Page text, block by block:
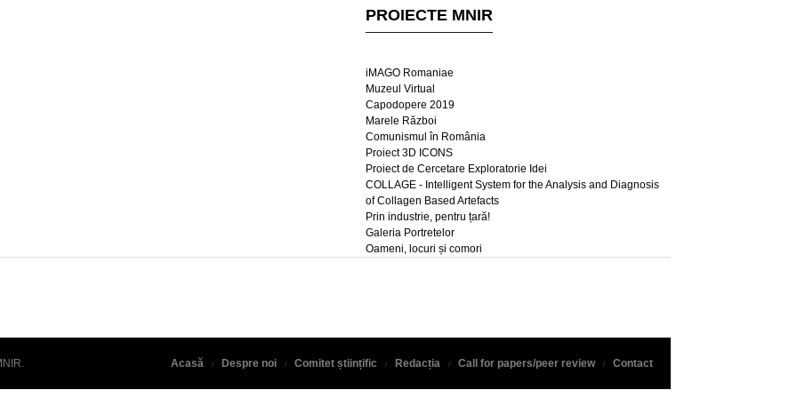
PROIECTE MNIR
iMAGO Romaniae
Muzeul Virtual
Capodopere 2019
Marele Război
Comunismul în România
Proiect 3D ICONS
Proiect de Cercetare Exploratorie Idei
COLLAGE - Intelligent System for the Analysis and Diagnosis
of Collagen Based Artefacts
Prin industrie, pentru țară!
Galeria Portretelor
Oameni, locuri și comori
. Acasă Despre noi Comitet științific Redacția Call for papers/peer review Contact